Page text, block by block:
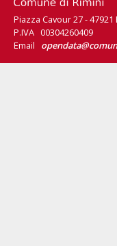
Piazza Cavour 27 - 47921
P.IVA 00304260409
Email